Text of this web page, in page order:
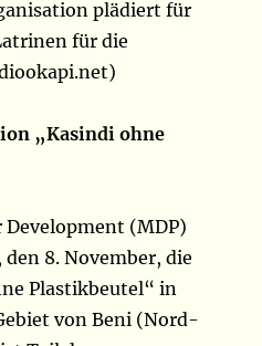
plädiert für
für die
„Kasindi ohne
(MDP)
8. November, die
Plastikbeutel“ in
von Beni (Nord-